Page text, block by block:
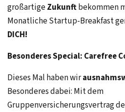
großartigeZukunftbekommen
Monatliche Startup-Breakfast
DICH!
Besonderes Special: Carefree
Dieses Mal haben wir
Besonderes dabei: Mit dem
Gruppenversicherungsvertrag